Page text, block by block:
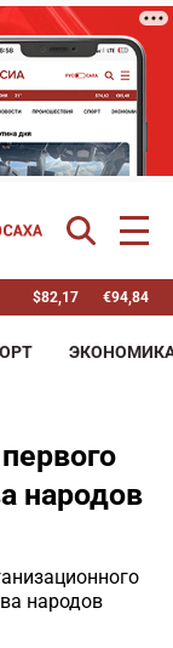
$82,17 €94,84
народов
народов